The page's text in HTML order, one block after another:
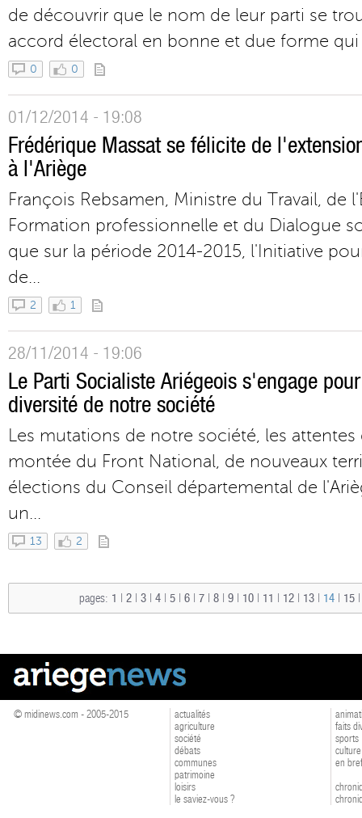
de découvrir que le nom de leur parti se
accord électoral en bonne et due forme qui
0 0
01/12/2014 - 19:08
Frédérique Massat se félicite de
à l'Ariège
François Rebsamen, Ministre du Travail, de
Formation professionnelle et du Dialogue
que sur la période 2014-2015, l'Initiative
de...
2 1
28/11/2014 - 19:06
Le Parti Socialiste Ariégeois s'engage
diversité de notre société
Les mutations de notre société, les attentes
montée du Front National, de nouveaux
élections du Conseil départemental de
un...
13 2
pages: 1 2 3 4 5 6 7 8 9 10 11 12 13 14 15
© midinews.com - 2005-2015
actualités
agriculture
société
débats
communes
patrimoine
loisirs
le saviez-vous ?
faits
sports
culture
en bref